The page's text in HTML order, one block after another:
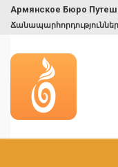
Армянское Бюро